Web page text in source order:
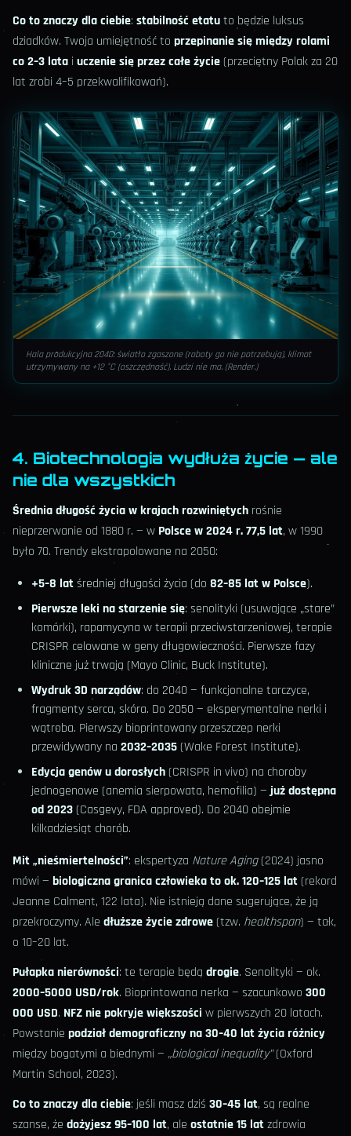
Co to znaczy dla ciebie: stabilność etatuto będzie luksus
dziadków. Twoja umiejętność to przepinanie się między rolami
co 2–3 lata i uczenie się przez całe życie (przeciętny Polak za 20
lat zrobi 4–5 przekwalifikowań).
Hala produkcyjna 2040: światło zgaszone (roboty go nie potrzebują), klimat
utrzymywany na +12 °C (oszczędność). Ludzi nie ma. (Render.)
4. Biotechnologia wydłuża życie — ale
nie dla wszystkich
Średnia długość życia w krajach rozwiniętych rośnie
nieprzerwanie od 1880 r. — w Polsce w 2024 r. 77,5 lat, w 1990
było 70. Trendy ekstrapolowane na 2050:
+5–8 latśredniej długości życia (do 82–85 lat w Polsce).
Pierwsze leki na starzenie się: senolityki (usuwające „stare”
komórki), rapamycyna w terapii przeciwstarzeniowej, terapie
CRISPR celowane w geny długowieczności. Pierwsze fazy
kliniczne już trwają (Mayo Clinic, Buck Institute).
Wydruk 3D narządów: do 2040 — funkcjonalne tarczyce,
fragmenty serca, skóra. Do 2050 — eksperymentalne nerki i
wątroba. Pierwszy bioprintowany przeszczep nerki
przewidywany na 2032–2035 (Wake Forest Institute).
Edycja genów u dorosłych (CRISPR in vivo) na choroby
jednogenowe (anemia sierpowata, hemofilia) —już dostępna
od 2023 (Casgevy, FDA approved). Do 2040 obejmie
kilkadziesiąt chorób.
Mit „nieśmiertelności”: ekspertyza Nature Aging(2024) jasno
mówi — biologiczna granica człowieka to ok. 120–125 lat (rekord
Jeanne Calment, 122 lata). Nie istnieją dane sugerujące, że ją
przekroczymy. Ale dłuższe życie zdrowe (tzw. healthspan) — tak,
o 10–20 lat.
Pułapka nierówności: te terapie będą drogie. Senolityki — ok.
2000–5000 USD/rok. Bioprintowana nerka — szacunkowo 300
000 USD. NFZ nie pokryje większości w pierwszych 20 latach.
Powstanie podział demograficzny na 30–40 lat życia różnicy
między bogatymi a biednymi — „biological inequality”(Oxford
Martin School, 2023).
Co to znaczy dla ciebie: jeśli masz dziś 30–45 lat, są realne
szanse, że dożyjesz 95–100 lat, ale ostatnie 15 latzdrowia